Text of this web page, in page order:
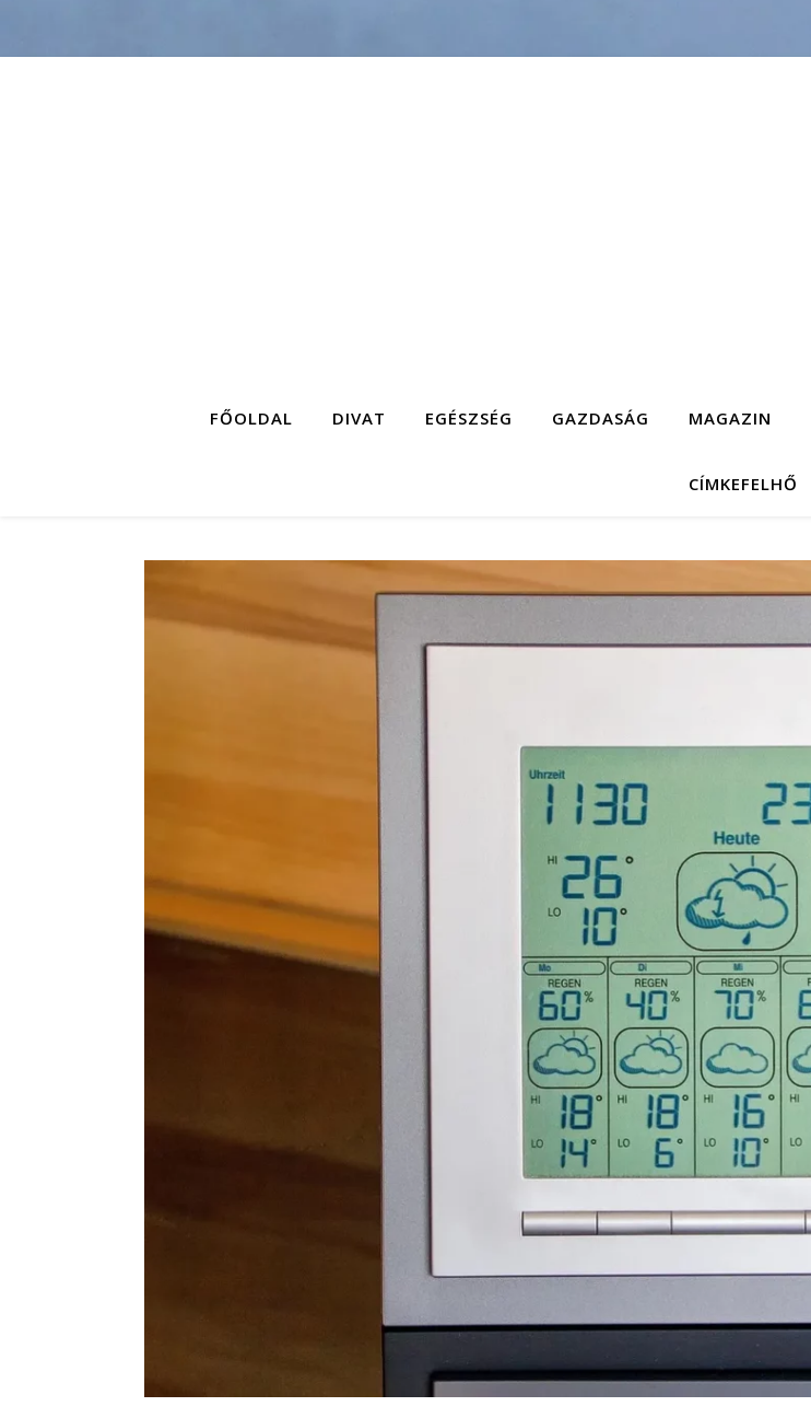
FŐOLDAL DIVAT EGÉSZSÉG GAZDASÁG MAGAZIN
CÍMKEFELHŐ